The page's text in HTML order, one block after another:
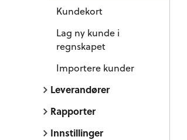
Kundekort
Lag ny kunde i
regnskapet
Importere kunder
Leverandører
Rapporter
Innstillinger